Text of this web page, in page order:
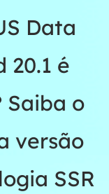
Data
20.1 é
Saiba o
versão
SSR